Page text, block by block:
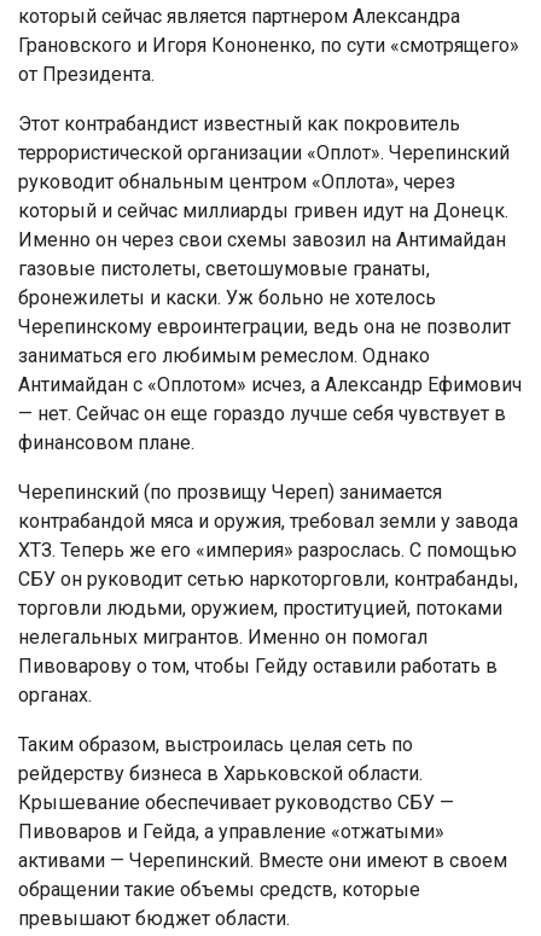
который сейчас является партнером Александра
Грановского и Игоря Кононенко, по сути «смотрящего»
от Президента.
Этот контрабандист известный как покровитель
террористической организации «Оплот». Черепинский
руководит обнальным центром «Оплота», через
который и сейчас миллиарды гривен идут на Донецк.
Именно он через свои схемы завозил на Антимайдан
газовые пистолеты, светошумовые гранаты,
бронежилеты и каски. Уж больно не хотелось
Черепинскому евроинтеграции, ведь она не позволит
заниматься его любимым ремеслом. Однако
Антимайдан с «Оплотом» исчез, а Александр Ефимович
— нет. Сейчас он еще гораздо лучше себя чувствует в
финансовом плане.
Черепинский (по прозвищу Череп) занимается
контрабандой мяса и оружия, требовал земли у завода
ХТЗ. Теперь же его «империя» разрослась. С помощью
СБУ он руководит сетью наркоторговли, контрабанды,
торговли людьми, оружием, проституцией, потоками
нелегальных мигрантов. Именно он помогал
Пивоварову о том, чтобы Гейду оставили работать в
органах.
Таким образом, выстроилась целая сеть по
рейдерству бизнеса в Харьковской области.
Крышевание обеспечивает руководство СБУ —
Пивоваров и Гейда, а управление «отжатыми»
активами — Черепинский. Вместе они имеют в своем
обращении такие объемы средств, которые
превышают бюджет области.